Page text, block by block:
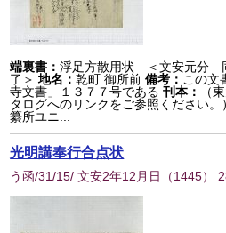
端裏書：浮足方散用状 ＜文安元分
了＞ 地名：乾町 御所前 備考： この文
寺文書」１３７７号である 刊本：
（
タログへのリンクをご参照ください。
纂所ユニ...
光明講奉行合点状
う函/31/15/ 文安2年12月日 （1445）